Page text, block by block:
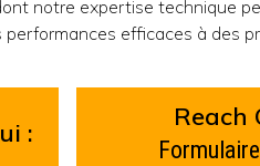
notre expertise technique
efficaces à des
:
Reach